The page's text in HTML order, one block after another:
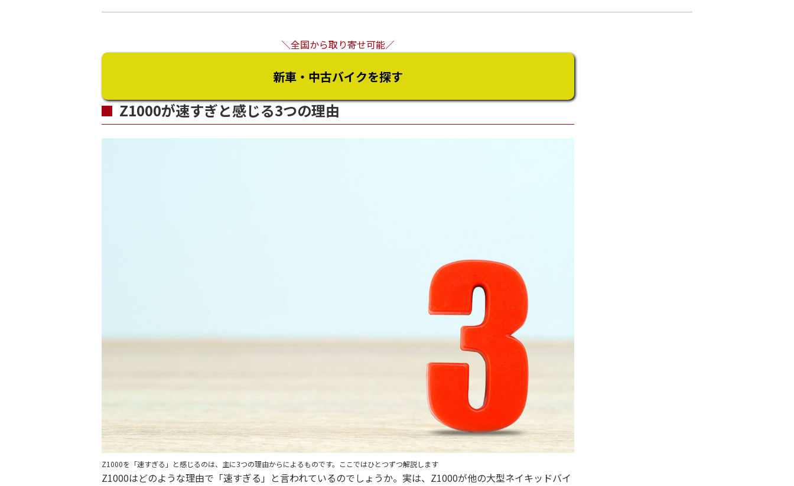
＼全国から取り寄せ可能／
新車・中古バイクを探す
Z1000が速すぎと感じる3つの理由
Z1000を「速すぎる」と感じるのは、主に3つの理由からによるものです。ここではひとつずつ解説します
Z1000はどのような理由で「速すぎる」と言われているのでしょうか。実は、Z1000が他の大型ネイキッドバイ